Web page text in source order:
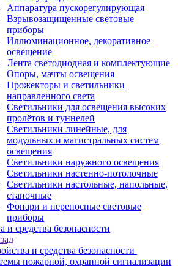
Аппаратура пускорегулирующая
Взрывозащищенные световые
приборы
Иллюминационное, декоративное
освещение
Лента светодиодная и комплектующие
Опоры, мачты освещения
Прожекторы и светильники
направленного света
Светильники для освещения высоких
пролётов и туннелей
Светильники линейные, для
модульных и магистральных систем
освещения
Светильники наружного освещения
Светильники настенно-потолочные
Светильники настольные, напольные,
станочные
Фонари и переносные световые
приборы
и средства безопасности
и средства безопасности
пожарной, охранной сигнализации